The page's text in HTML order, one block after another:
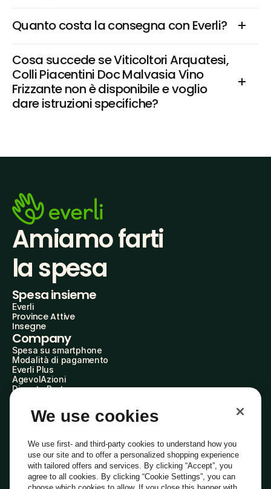
Quanto costa la consegna con Everli?
Cosa succede se Viticoltori Arquatesi,
Colli Piacentini Doc Malvasia Vino
Frizzante non è disponibile e voglio
dare istruzioni specifiche?
Amiamo farti
la spesa
Spesa insieme
Everli
Province Attive
Insegne
Company
Spesa su smartphone
Modalità di pagamento
Everli Plus
AgevolAzioni
Diventa Partner
Everli Shoppers
About Us
Everli News
Domande frequenti
Lavora con noi
Diventa Shopper
Investitori
We use cookies
We use first- and third-party cookies to understand how you
use our site and to offer a personalized shopping experience
with tailored offers and services. By clicking “Accept”, you
agree to all cookies. By clicking “Cookie Settings”, you can